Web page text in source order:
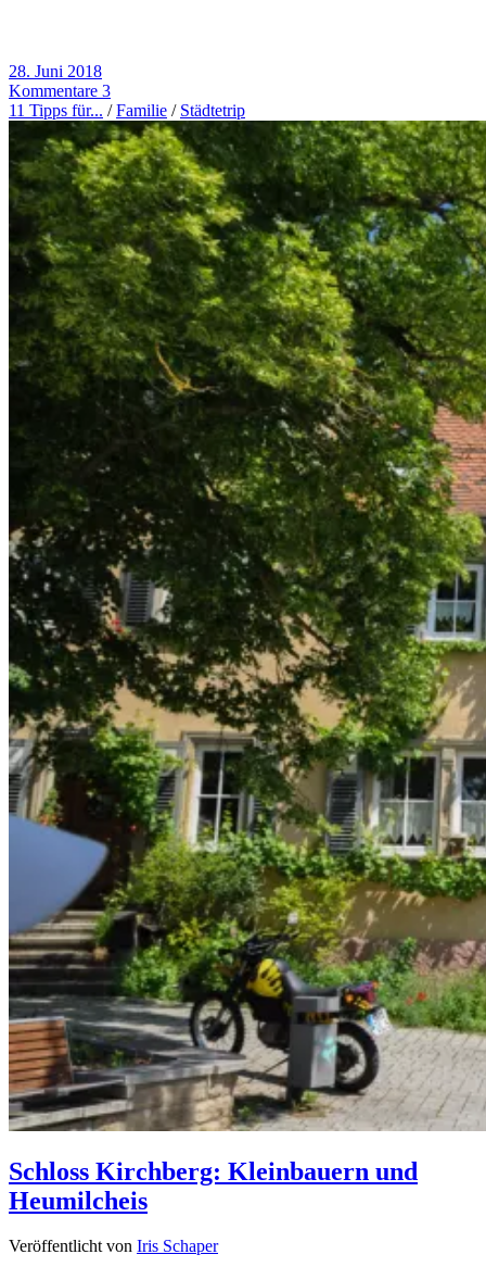
28. Juni 2018
Kommentare 3
11 Tipps für... /Familie / Städtetrip
Schloss Kirchberg: Kleinbauern und
Heumilcheis
Veröffentlicht von Iris Schaper